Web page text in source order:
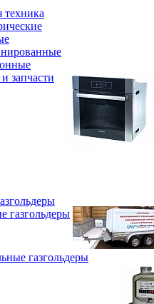
техника
запчасти
газгольдеры
газгольдеры